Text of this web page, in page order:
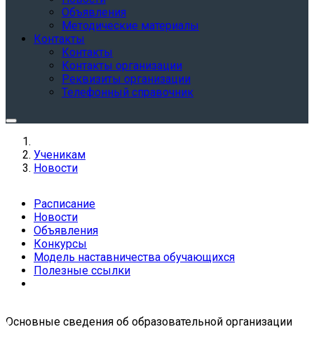
Объявления
Методические материалы
Контакты
Контакты
Контакты организации
Реквизиты организации
Телефонный справочник
Ученикам
Новости
Расписание
Новости
Объявления
Конкурсы
Модель наставничества обучающихся
Полезные ссылки
Основные сведения об образовательной организации